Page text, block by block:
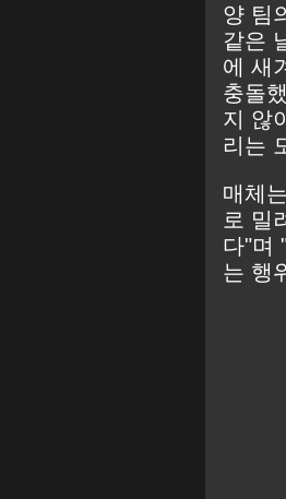
양 팀
같은
에 새
충돌
지 않
리는
매체
로 밀
다"며
는 행